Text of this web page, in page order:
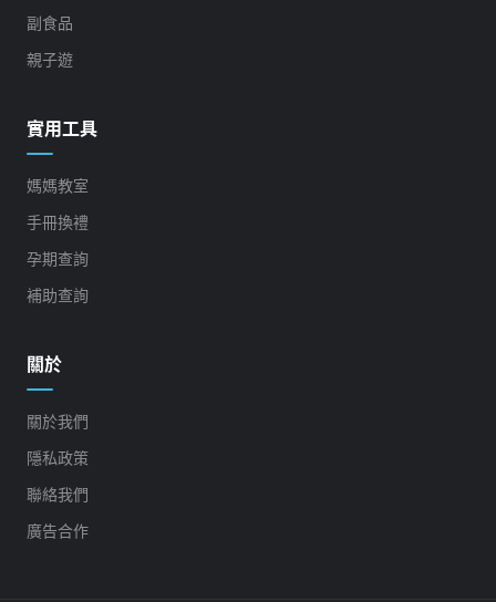
副食品
親子遊
實用工具
媽媽教室
手冊換禮
孕期查詢
補助查詢
關於
關於我們
隱私政策
聯絡我們
廣告合作